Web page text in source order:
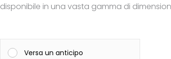
disponibile in una vasta gamma di
Versa un anticipo
Conquest